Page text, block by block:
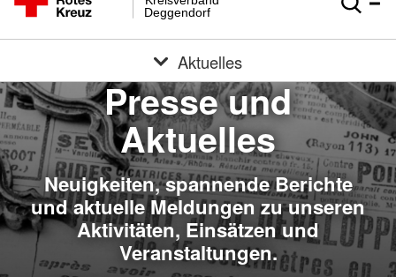
Deggendorf
Aktuelles
Presse und
Aktuelles
Neuigkeiten, spannende Berichte
und aktuelle Meldungen zu unseren
Aktivitäten, Einsätzen und
Veranstaltungen.